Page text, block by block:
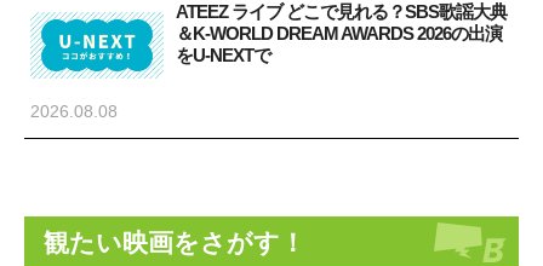
ATEEZ ライブ どこで見れる？SBS歌謡大典
＆K-WORLD DREAM AWARDS 2026の出演
をU-NEXTで
2026.08.08
観たい映画をさがす！